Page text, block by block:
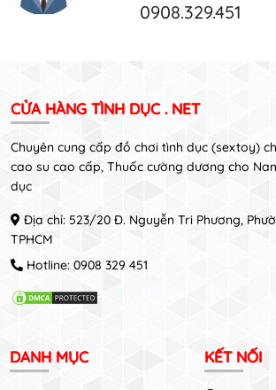
0908.329.451
CỬA HÀNG TÌNH DỤC . NET
Chuyên cung cấp đồ chơi tình dục (sextoy)
cao su cao cấp, Thuốc cường dương cho
dục
Địa chỉ: 523/20 Đ. Nguyễn Tri Phương,
TPHCM
Hotline: 0908 329 451
DANH MỤC KẾT NỐI